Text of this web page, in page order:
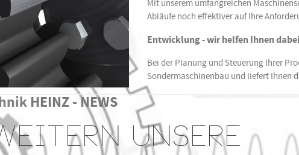
Mit unserem umfangreichen
Abläufe noch effektiver auf Ihre
Entwicklung - wir helfen Ihnen dabei
Bei der Planung und Steuerung Ihrer
Sondermaschinenbau und liefert Ihnen
HEINZ - NEWS
UNSERE